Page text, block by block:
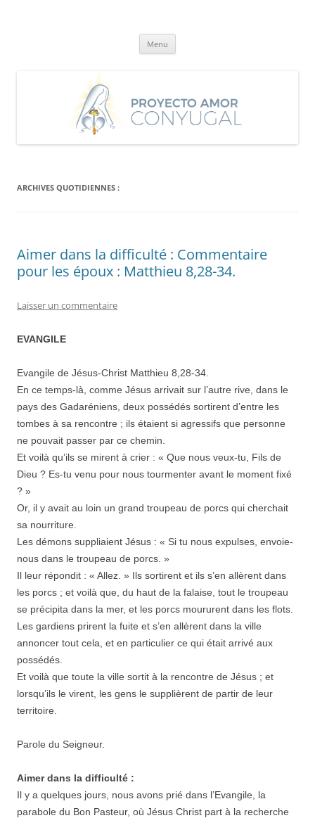
Menu
ARCHIVES QUOTIDIENNES :
Aimer dans la difficulté : Commentaire
pour les époux : Matthieu 8,28-34.
Laisser un commentaire
EVANGILE
Evangile de Jésus-Christ Matthieu 8,28-34.
En ce temps-là, comme Jésus arrivait sur l’autre rive, dans le
pays des Gadaréniens, deux possédés sortirent d’entre les
tombes à sa rencontre ; ils étaient si agressifs que personne
ne pouvait passer par ce chemin.
Et voilà qu’ils se mirent à crier : « Que nous veux-tu, Fils de
Dieu ? Es-tu venu pour nous tourmenter avant le moment fixé
? »
Or, il y avait au loin un grand troupeau de porcs qui cherchait
sa nourriture.
Les démons suppliaient Jésus : « Si tu nous expulses, envoie-
nous dans le troupeau de porcs. »
Il leur répondit : « Allez. » Ils sortirent et ils s’en allèrent dans
les porcs ; et voilà que, du haut de la falaise, tout le troupeau
se précipita dans la mer, et les porcs moururent dans les flots.
Les gardiens prirent la fuite et s’en allèrent dans la ville
annoncer tout cela, et en particulier ce qui était arrivé aux
possédés.
Et voilà que toute la ville sortit à la rencontre de Jésus ; et
lorsqu’ils le virent, les gens le supplièrent de partir de leur
territoire.
Parole du Seigneur.
Aimer dans la difficulté :
Il y a quelques jours, nous avons prié dans l’Evangile, la
parabole du Bon Pasteur, où Jésus Christ part à la recherche